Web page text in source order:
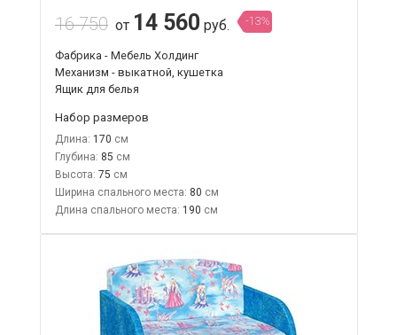
16 750 от 14 560 руб. -13%
Фабрика - Мебель Холдинг
Механизм - выкатной, кушетка
Ящик для белья
Набор размеров
Длина: 170
Глубина: 85
Высота: 75
Ширина спального места: 80
Длина спального места: 190